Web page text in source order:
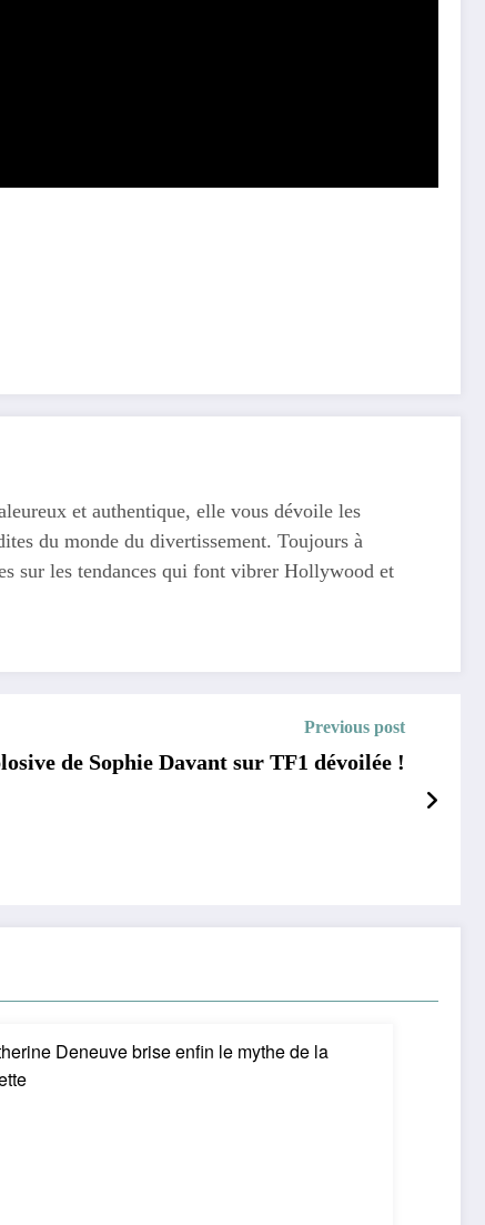
et authentique, elle vous dévoile les
du monde du divertissement. Toujours à
sur les tendances qui font vibrer Hollywood et
Previous post
de Sophie Davant sur TF1 dévoilée !